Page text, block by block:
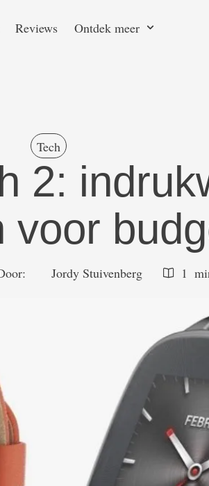
Reviews Ontdek meer
Tech
2:
voor
Jordy Stuivenberg 1